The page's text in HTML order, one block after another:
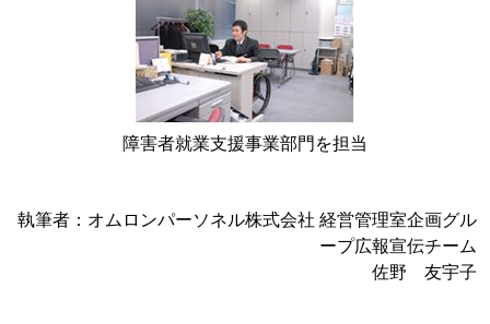
障害者就業支援事業部門を担当
執筆者：オムロンパーソネル株式会社 経営管理室企画グル
ープ広報宣伝チーム
佐野 友宇子